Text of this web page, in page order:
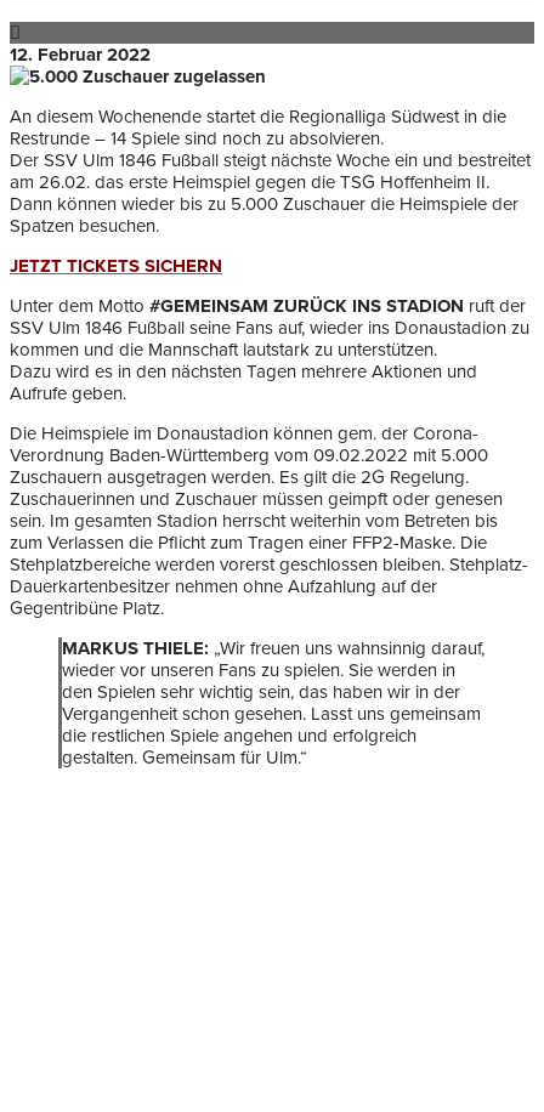
12. Februar 2022
An diesem Wochenende startet die Regionalliga Südwest in die
Restrunde – 14 Spiele sind noch zu absolvieren.
Der SSV Ulm 1846 Fußball steigt nächste Woche ein und bestreitet
am 26.02. das erste Heimspiel gegen die TSG Hoffenheim II.
Dann können wieder bis zu 5.000 Zuschauer die Heimspiele der
Spatzen besuchen.
JETZT TICKETS SICHERN
Unter dem Motto #GEMEINSAM ZURÜCK INS STADION ruft der
SSV Ulm 1846 Fußball seine Fans auf, wieder ins Donaustadion zu
kommen und die Mannschaft lautstark zu unterstützen.
Dazu wird es in den nächsten Tagen mehrere Aktionen und
Aufrufe geben.
Die Heimspiele im Donaustadion können gem. der Corona-
Verordnung Baden-Württemberg vom 09.02.2022 mit 5.000
Zuschauern ausgetragen werden. Es gilt die 2G Regelung.
Zuschauerinnen und Zuschauer müssen geimpft oder genesen
sein. Im gesamten Stadion herrscht weiterhin vom Betreten bis
zum Verlassen die Pflicht zum Tragen einer FFP2-Maske. Die
Stehplatzbereiche werden vorerst geschlossen bleiben. Stehplatz-
Dauerkartenbesitzer nehmen ohne Aufzahlung auf der
Gegentribüne Platz.
MARKUS THIELE: „Wir freuen uns wahnsinnig darauf,
wieder vor unseren Fans zu spielen. Sie werden in
den Spielen sehr wichtig sein, das haben wir in der
Vergangenheit schon gesehen. Lasst uns gemeinsam
die restlichen Spiele angehen und erfolgreich
gestalten. Gemeinsam für Ulm.“